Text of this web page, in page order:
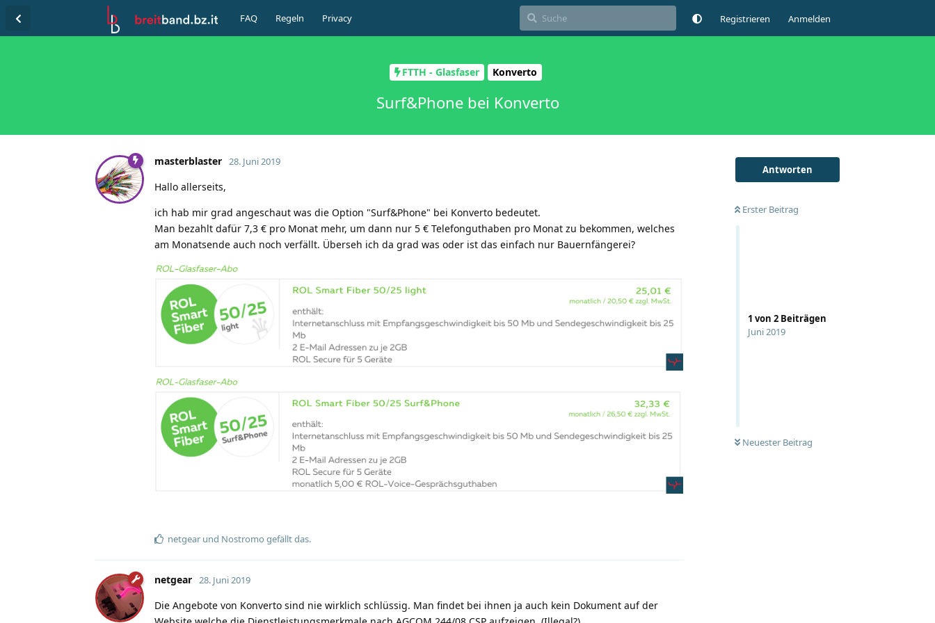
FAQ Regeln Privacy Registrieren Anmelden
FTTH - Glasfaser Konverto
Surf&Phone bei Konverto
Antworten
Erster Beitrag
1 von 2 Beiträgen
Juni 2019
Neuester Beitrag
masterblaster 28. Juni 2019
Hallo allerseits,
ich hab mir grad angeschaut was die Option "Surf&Phone" bei Konverto bedeutet.
Man bezahlt dafür 7,3 € pro Monat mehr, um dann nur 5 € Telefonguthaben pro Monat zu bekommen, welches
am Monatsende auch noch verfällt. Überseh ich da grad was oder ist das einfach nur Bauernfängerei?
netgear und Nostromo gefällt das.
netgear 28. Juni 2019
Die Angebote von Konverto sind nie wirklich schlüssig. Man findet bei ihnen ja auch kein Dokument auf der